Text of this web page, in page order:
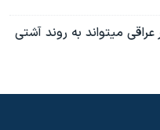
ميتواند به روند آشتی